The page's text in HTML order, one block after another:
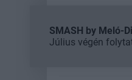
SMASH by Meló-
Július végén